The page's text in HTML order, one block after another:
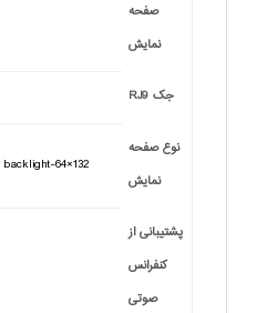
صفحه
نمایش
جک RJ9
نوع صفحه
نمایش
132×64-pixel graphical LCD with backlight
پشتیبانی از
کنفرانس
صوتی